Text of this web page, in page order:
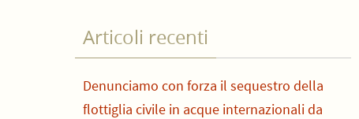
Articoli recenti
Denunciamo con forza il sequestro della
flottiglia civile in acque internazionali da